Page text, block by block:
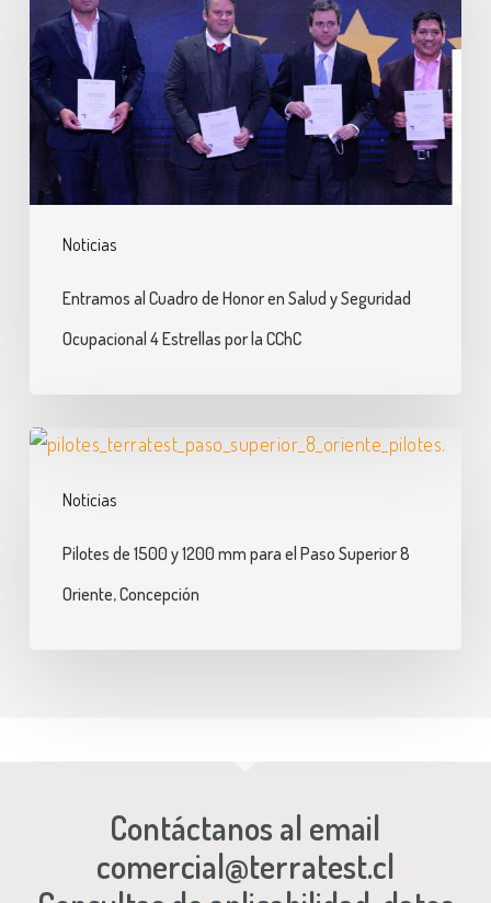
Noticias
de
Honor
en
Salud
Seguridad
Estrellas
Entramos al Cuadro de Honor en Salud y Seguridad
Ocupacional 4 Estrellas por la CChC
Noticias
Pilotes
1500
Concepción
Pilotes de 1500 y 1200 mm para el Paso Superior 8
Oriente, Concepción
Contáctanos al email
comercial@terratest.cl